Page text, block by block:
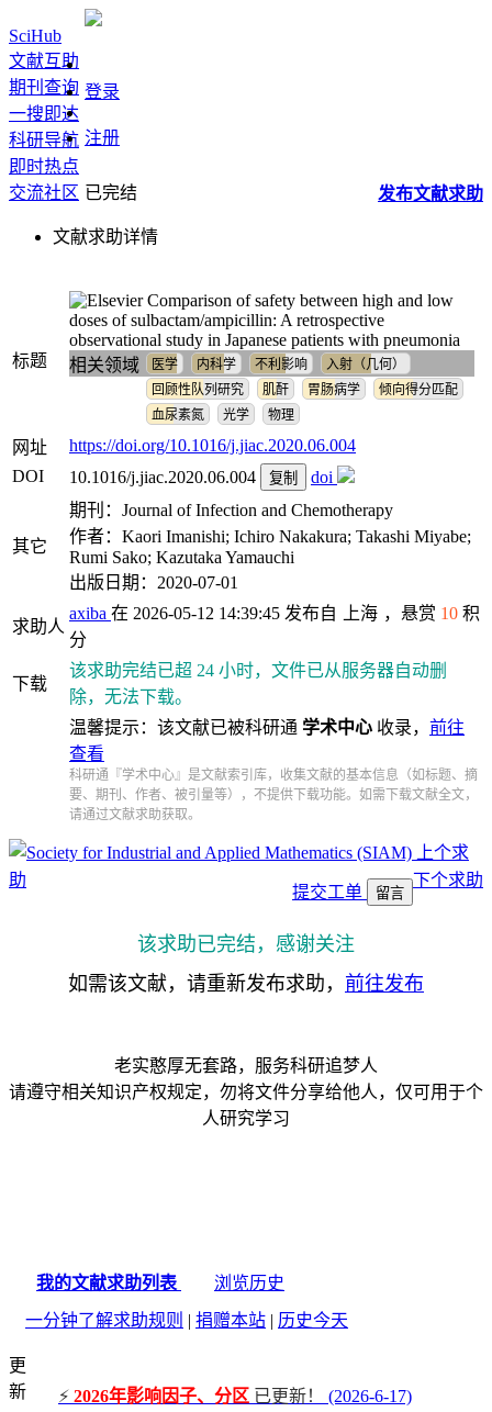
SciHub
文献互助
期刊查询
一搜即达
科研导航
即时热点
交流社区
登录
注册
发布文献求助
已完结
文献求助详情
标题
Comparison of safety between high and low
doses of sulbactam/ampicillin: A retrospective
observational study in Japanese patients with pneumonia
相关领域
医学 内科学 不利影响
入射（几何）
回顾性队列研究
肌酐 胃肠病学
倾向得分匹配
血尿素氮
光学 物理
网址
https://doi.org/10.1016/j.jiac.2020.06.004
DOI
10.1016/j.jiac.2020.06.004 复制 doi
其它
期刊：Journal of Infection and Chemotherapy
作者：Kaori Imanishi; Ichiro Nakakura; Takashi Miyabe;
Rumi Sako; Kazutaka Yamauchi
出版日期：2020-07-01
求助人
axiba 在 2026-05-12 14:39:45 发布自 上海 ，悬赏 10 积
分
下载
该求助完结已超 24 小时，文件已从服务器自动删
除，无法下载。
温馨提示：该文献已被科研通 学术中心 收录， 前往
查看
科研通『学术中心』是文献索引库，收集文献的基本信息（如标题、摘
要、期刊、作者、被引量等），不提供下载功能。如需下载文献全文，
请通过文献求助获取。
上个求
助
下个求助
提交工单 留言
该求助已完结，感谢关注
如需该文献，请重新发布求助， 前往发布
老实憨厚无套路，服务科研追梦人
请遵守相关知识产权规定，勿将文件分享给他人，仅可用于个
人研究学习
我的文献求助列表
浏览历史
一分钟了解求助规则 | 捐赠本站 | 历史今天
更
新
⚡ 2026年影响因子、分区 已更新！
(2026-6-17)